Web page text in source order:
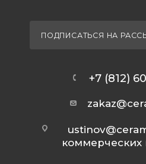
ПОДПИСАТЬСЯ НА
+7 (812)